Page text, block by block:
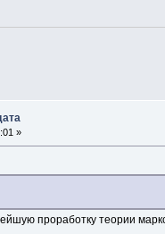
»
проработку теории